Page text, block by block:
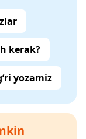
kerak?
yozamiz